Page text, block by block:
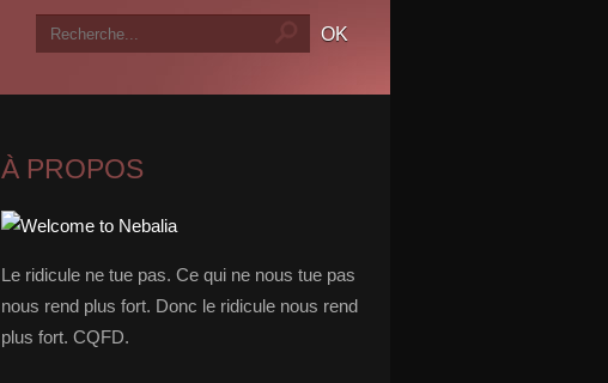
À PROPOS
Le ridicule ne tue pas. Ce qui ne nous tue pas
nous rend plus fort. Donc le ridicule nous rend
plus fort. CQFD.